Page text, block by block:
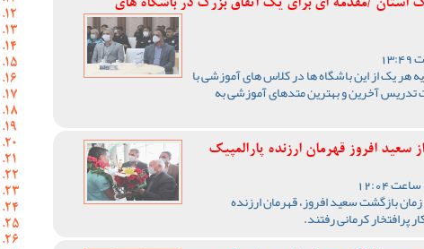
استان /مقدمه ای برای یک اتفاق بزرگ در باشگاه های
هر یک از این باشگاه ها در کلاس های آموزشی با
آخرین و بهترین متدهای آموزشی به
سعید افروز قهرمان ارزنده پارالمپیک
بازگشت سعید افروز، قهرمان ارزنده
پرافتخار کرمانی رفتند.